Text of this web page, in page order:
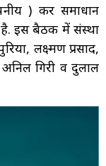
) कर समाधान
है. इस बैठक में संस्था
लक्ष्मण प्रसाद,
गिरी व दुलाल